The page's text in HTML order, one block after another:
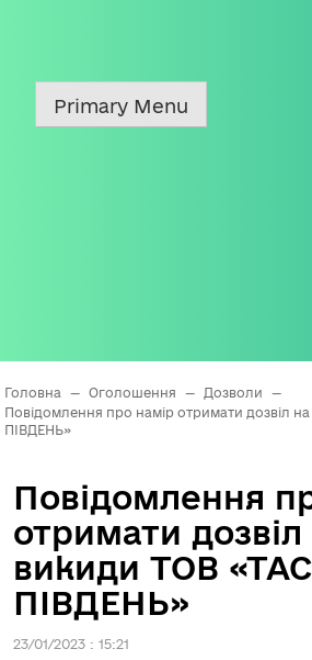
Primary Menu
Головна — Оголошення — Дозволи
—
Повідомлення про намір отримати дозвіл
ПІВДЕНЬ»
Повідомлення
отримати дозвіл
викиди ТОВ
ПІВДЕНЬ»
23/01/2023 : 15:21